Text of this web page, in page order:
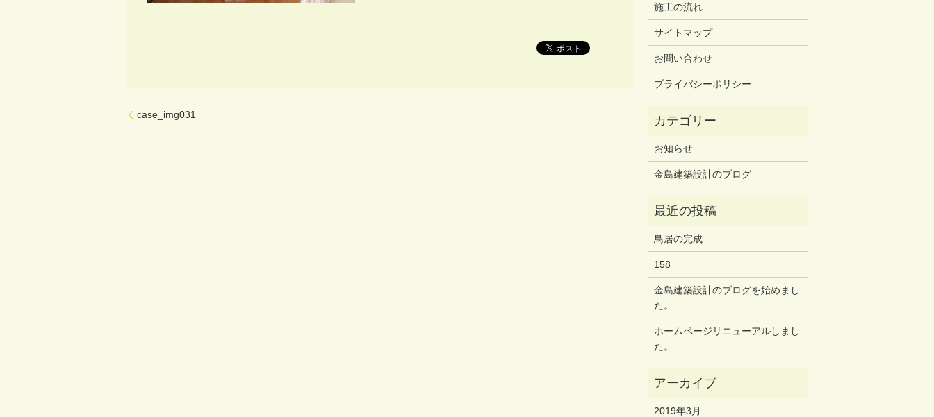
case_img031
施工の流れ
サイトマップ
お問い合わせ
プライバシーポリシー
お知らせ
金島建築設計のブログ
鳥居の完成
158
金島建築設計のブログを始めまし
た。
ホームページリニューアルしまし
た。
2019年3月